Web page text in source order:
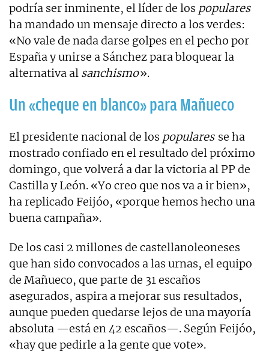
podría ser inminente, el líder de los populares
ha mandado un mensaje directo a los verdes:
«No vale de nada darse golpes en el pecho por
España y unirse a Sánchez para bloquear la
alternativa al sanchismo».
Un «cheque en blanco» para Mañueco
El presidente nacional de los populares se ha
mostrado confiado en el resultado del próximo
domingo, que volverá a dar la victoria al PP de
Castilla y León. «Yo creo que nos va a ir bien»,
ha replicado Feijóo, «porque hemos hecho una
buena campaña».
De los casi 2 millones de castellanoleoneses
que han sido convocados a las urnas, el equipo
de Mañueco, que parte de 31 escaños
asegurados, aspira a mejorar sus resultados,
aunque pueden quedarse lejos de una mayoría
absoluta —está en 42 escaños—. Según Feijóo,
«hay que pedirle a la gente que vote».